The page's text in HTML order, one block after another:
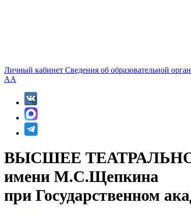
Личный кабинет Сведения об образовательной
AA
ВЫСШЕЕ
имени М.С.Щепкина
при Государственном